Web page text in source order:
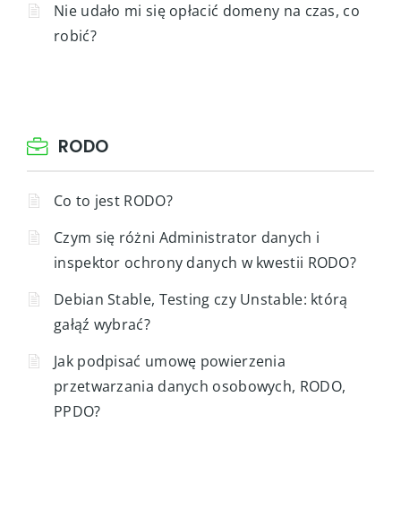
Nie udało mi się opłacić domeny na czas, co
robić?
RODO
Co to jest RODO?
Czym się różni Administrator danych i
inspektor ochrony danych w kwestii RODO?
Debian Stable, Testing czy Unstable: którą
gałąź wybrać?
Jak podpisać umowę powierzenia
przetwarzania danych osobowych, RODO,
PPDO?